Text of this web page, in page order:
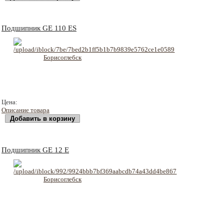
Подшипник GE 110 ES
Цена:
Описание товара
Подшипник GE 12 E